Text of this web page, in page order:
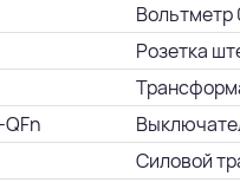
Розетка
QFn
Силовой